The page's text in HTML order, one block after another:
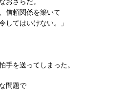
信頼関係を築いて
してはいけない。」
手を送ってしまった。
問題で